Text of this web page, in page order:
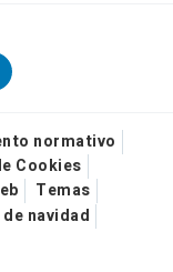
normativo
Cookies
Temas
navidad